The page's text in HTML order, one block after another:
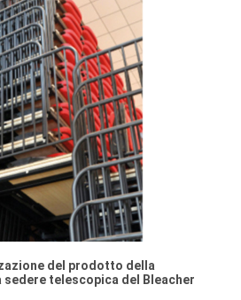
del prodotto della
telescopica del Bleacher